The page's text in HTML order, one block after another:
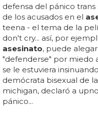
defensa del pánico
de los acusados en el
teena - el tema de la
don't cry... así, por
asesinato, puede
"defenderse" por miedo
se le estuviera
demócrata bisexual de
michigan, declaró a
pánico...